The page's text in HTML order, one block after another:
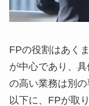
FPの役割はあく
が中心であり、
の高い業務は別の
以下に、FPが取